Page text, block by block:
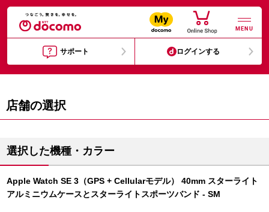
MENU
サポート ログインする
店舗の選択
選択した機種・カラー
Apple Watch SE 3（GPS + Cellularモデル） 40mm スターライト
アルミニウムケースとスターライトスポーツバンド - SM